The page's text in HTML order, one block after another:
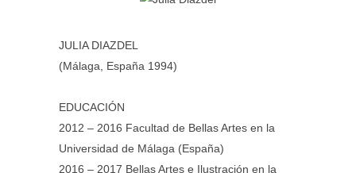
JULIA DIAZDEL
(Málaga, España 1994)
EDUCACIÓN
2012 – 2016 Facultad de Bellas Artes en la
Universidad de Málaga (España)
2016 – 2017 Bellas Artes e Ilustración en la